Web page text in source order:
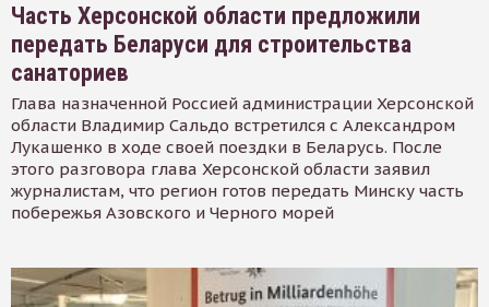
Часть Херсонской области предложили
передать Беларуси для строительства
санаториев
Глава назначенной Россией администрации Херсонской
области Владимир Сальдо встретился с Александром
Лукашенко в ходе своей поездки в Беларусь. После
этого разговора глава Херсонской области заявил
журналистам, что регион готов передать Минску часть
побережья Азовского и Черного морей